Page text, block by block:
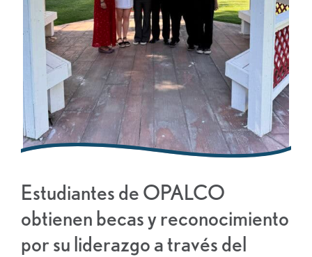
Estudiantes de OPALCO
obtienen becas y reconocimiento
por su liderazgo a través del